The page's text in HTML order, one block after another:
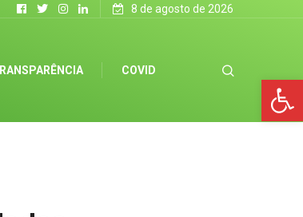
8 de agosto de 2026
COVID